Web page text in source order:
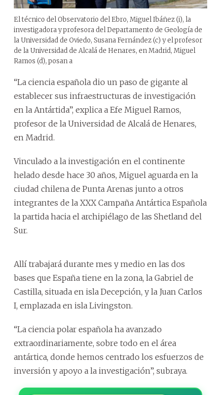
El técnico del Observatorio del Ebro, Miguel Ibáñez (i), la
investigadora y profesora del Departamento de Geología de
la Universidad de Oviedo, Susana Fernández (c) y el profesor
de la Universidad de Alcalá de Henares, en Madrid, Miguel
Ramos (d), posan a
“La ciencia española dio un paso de gigante al
establecer sus infraestructuras de investigación
en la Antártida”, explica a Efe Miguel Ramos,
profesor de la Universidad de Alcalá de Henares,
en Madrid.
Vinculado a la investigación en el continente
helado desde hace 30 años, Miguel aguarda en la
ciudad chilena de Punta Arenas junto a otros
integrantes de la XXX Campaña Antártica Española
la partida hacia el archipiélago de las Shetland del
Sur.
Allí trabajará durante mes y medio en las dos
bases que España tiene en la zona, la Gabriel de
Castilla, situada en isla Decepción, y la Juan Carlos
I, emplazada en isla Livingston.
“La ciencia polar española ha avanzado
extraordinariamente, sobre todo en el área
antártica, donde hemos centrado los esfuerzos de
inversión y apoyo a la investigación”, subraya.